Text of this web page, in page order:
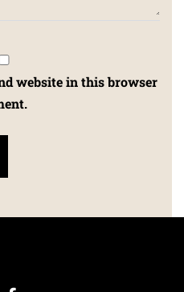
website in this browser